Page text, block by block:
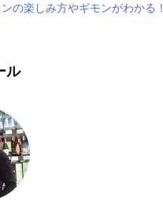
ンの楽しみ方やギモンがわかる！
ル